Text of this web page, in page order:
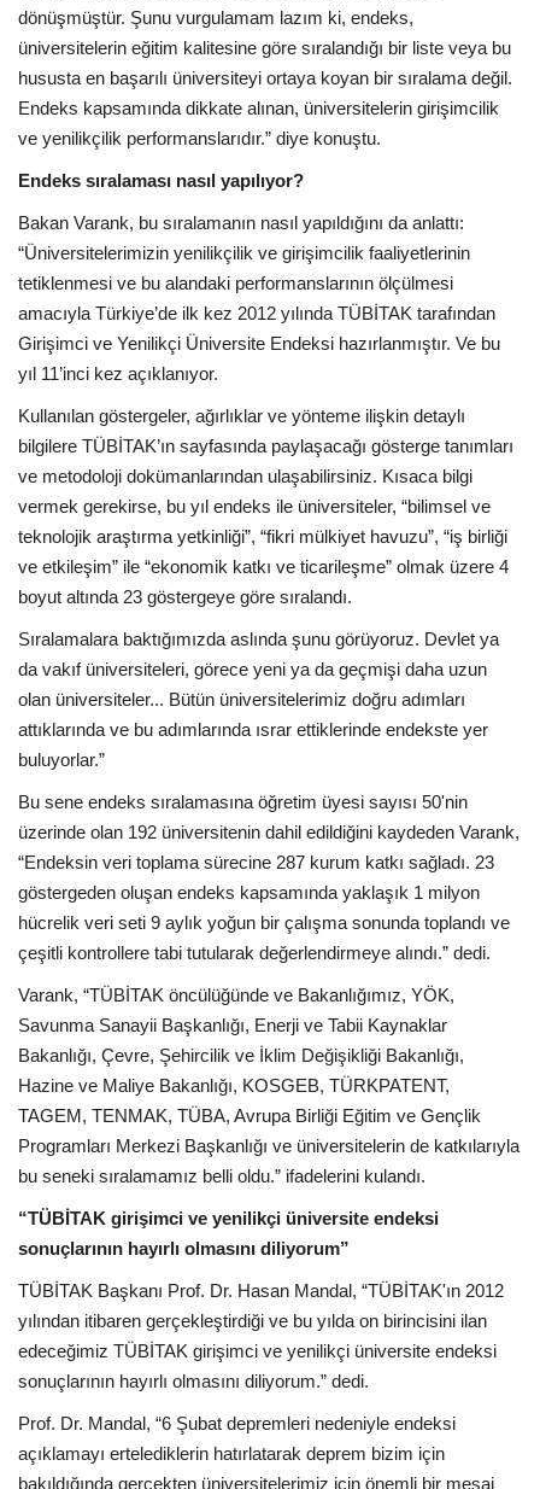
dönüşmüştür. Şunu vurgulamam lazım ki, endeks,
üniversitelerin eğitim kalitesine göre sıralandığı bir liste veya bu
hususta en başarılı üniversiteyi ortaya koyan bir sıralama değil.
Endeks kapsamında dikkate alınan, üniversitelerin girişimcilik
ve yenilikçilik performanslarıdır.” diye konuştu.
Endeks sıralaması nasıl yapılıyor?
Bakan Varank, bu sıralamanın nasıl yapıldığını da anlattı:
“Üniversitelerimizin yenilikçilik ve girişimcilik faaliyetlerinin
tetiklenmesi ve bu alandaki performanslarının ölçülmesi
amacıyla Türkiye’de ilk kez 2012 yılında TÜBİTAK tarafından
Girişimci ve Yenilikçi Üniversite Endeksi hazırlanmıştır. Ve bu
yıl 11’inci kez açıklanıyor.
Kullanılan göstergeler, ağırlıklar ve yönteme ilişkin detaylı
bilgilere TÜBİTAK’ın sayfasında paylaşacağı gösterge tanımları
ve metodoloji dokümanlarından ulaşabilirsiniz. Kısaca bilgi
vermek gerekirse, bu yıl endeks ile üniversiteler, “bilimsel ve
teknolojik araştırma yetkinliği”, “fikri mülkiyet havuzu”, “iş birliği
ve etkileşim” ile “ekonomik katkı ve ticarileşme” olmak üzere 4
boyut altında 23 göstergeye göre sıralandı.
Sıralamalara baktığımızda aslında şunu görüyoruz. Devlet ya
da vakıf üniversiteleri, görece yeni ya da geçmişi daha uzun
olan üniversiteler... Bütün üniversitelerimiz doğru adımları
attıklarında ve bu adımlarında ısrar ettiklerinde endekste yer
buluyorlar.”
Bu sene endeks sıralamasına öğretim üyesi sayısı 50'nin
üzerinde olan 192 üniversitenin dahil edildiğini kaydeden Varank,
“Endeksin veri toplama sürecine 287 kurum katkı sağladı. 23
göstergeden oluşan endeks kapsamında yaklaşık 1 milyon
hücrelik veri seti 9 aylık yoğun bir çalışma sonunda toplandı ve
çeşitli kontrollere tabi tutularak değerlendirmeye alındı.” dedi.
Varank, “TÜBİTAK öncülüğünde ve Bakanlığımız, YÖK,
Savunma Sanayii Başkanlığı, Enerji ve Tabii Kaynaklar
Bakanlığı, Çevre, Şehircilik ve İklim Değişikliği Bakanlığı,
Hazine ve Maliye Bakanlığı, KOSGEB, TÜRKPATENT,
TAGEM, TENMAK, TÜBA, Avrupa Birliği Eğitim ve Gençlik
Programları Merkezi Başkanlığı ve üniversitelerin de katkılarıyla
bu seneki sıralamamız belli oldu.” ifadelerini kulandı.
“TÜBİTAK girişimci ve yenilikçi üniversite endeksi
sonuçlarının hayırlı olmasını diliyorum”
TÜBİTAK Başkanı Prof. Dr. Hasan Mandal, “TÜBİTAK'ın 2012
yılından itibaren gerçekleştirdiği ve bu yılda on birincisini ilan
edeceğimiz TÜBİTAK girişimci ve yenilikçi üniversite endeksi
sonuçlarının hayırlı olmasını diliyorum.” dedi.
Prof. Dr. Mandal, “6 Şubat depremleri nedeniyle endeksi
açıklamayı ertelediklerin hatırlatarak deprem bizim için
bakıldığında gerçekten üniversitelerimiz için önemli bir mesaj